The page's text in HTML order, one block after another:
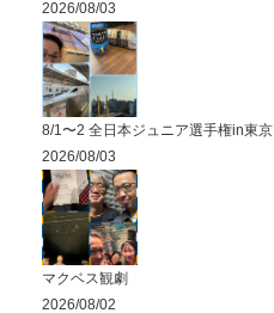
2026/08/03
8/1〜2 全日本ジュニア選手権in東京
2026/08/03
マクベス観劇
2026/08/02